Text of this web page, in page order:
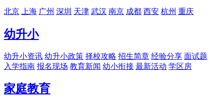
北京 上海 广州 深圳 天津 武汉 南京 成都 西安 杭州 重庆
幼升小
幼升小资讯 幼升小政策 择校攻略 招生简章 经验分享 面试题
入学指南 报名现场 教育新闻 幼小衔接 最新活动 学区房
家庭教育